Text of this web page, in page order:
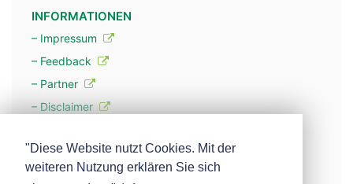
INFORMATIONEN
– Impressum
– Feedback
– Partner
– Disclaimer
– Werbung
"Diese Website nutzt Cookies. Mit der
weiteren Nutzung erklären Sie sich